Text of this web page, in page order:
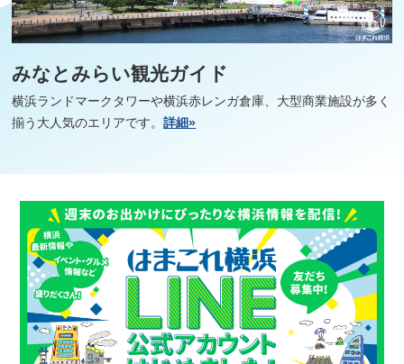
みなとみらい観光ガイド
横浜ランドマークタワーや横浜赤レンガ倉庫、大型商業施設が多く
揃う大人気のエリアです。詳細»